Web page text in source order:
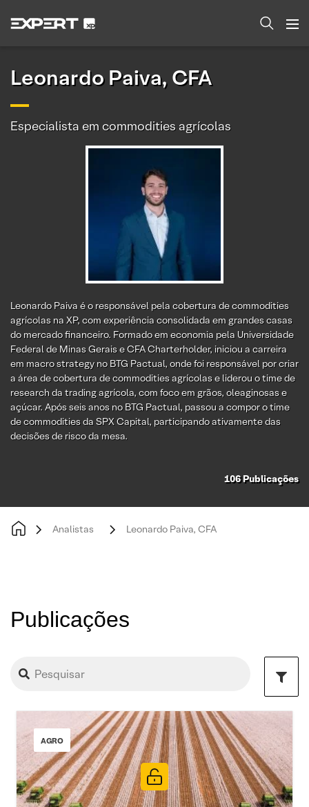
Leonardo Paiva, CFA
Especialista em commodities agrícolas
Leonardo Paiva é o responsável pela cobertura de commodities
agrícolas na XP, com experiência consolidada em grandes casas
do mercado financeiro. Formado em economia pela Universidade
Federal de Minas Gerais e CFA Charterholder, iniciou a carreira
em macro strategy no BTG Pactual, onde foi responsável por criar
a área de cobertura de commodities agrícolas e liderou o time de
research da trading agrícola, com foco em grãos, oleaginosas e
açúcar. Após seis anos no BTG Pactual, passou a compor o time
de commodities da SPX Capital, participando ativamente das
decisões de risco da mesa.
106Publicações
Analistas Leonardo Paiva, CFA
Publicações
AGRO